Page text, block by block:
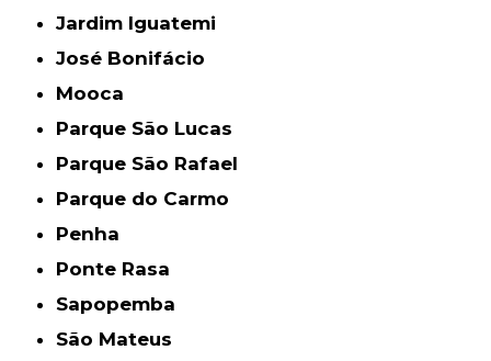
Jardim Iguatemi
José Bonifácio
Mooca
Parque São Lucas
Parque São Rafael
Parque do Carmo
Penha
Ponte Rasa
Sapopemba
São Mateus